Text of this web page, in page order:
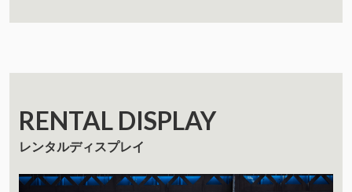
RENTAL DISPLAY
レンタルディスプレイ